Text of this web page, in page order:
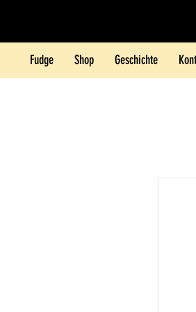
Fudge Shop Geschichte